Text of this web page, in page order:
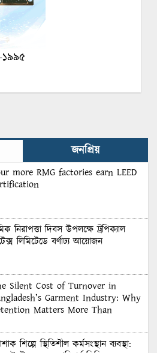
জনপ্রিয়
more RMG factories earn LEED
নিরাপত্তা দিবস উপলক্ষে ট্রপিক্যাল
লিমিটেডে বর্ণাঢ্য আয়োজন
Silent Cost of Turnover in
Garment Industry: Why
Matters More Than
শিল্পে স্থিতিশীল কর্মসংস্থান ব্যবস্থা: